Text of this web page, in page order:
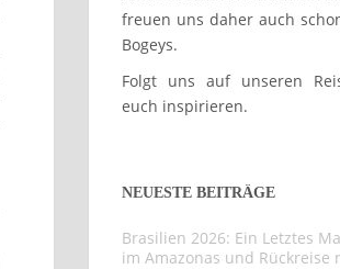
freuen uns daher auch
Bogeys.
Folgt uns auf unseren
euch inspirieren.
NEUESTE BEITRÄGE
Brasilien 2026: Ein Letztes
im Amazonas und Rückreise